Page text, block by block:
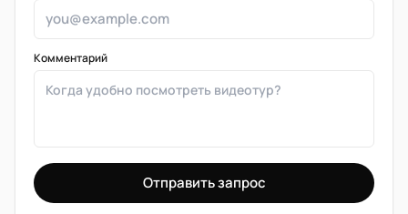
Комментарий
Отправить запрос